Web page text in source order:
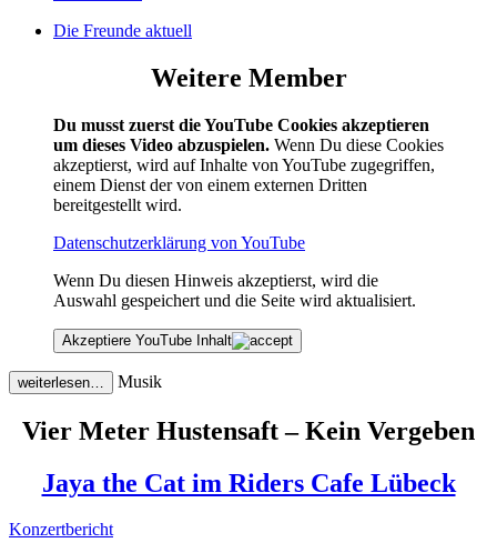
Die Freunde aktuell
Weitere Member
Du musst zuerst die YouTube Cookies akzeptieren
um dieses Video abzuspielen. Wenn Du diese Cookies
akzeptierst, wird auf Inhalte von YouTube zugegriffen,
einem Dienst der von einem externen Dritten
bereitgestellt wird.
Datenschutzerklärung von YouTube
Wenn Du diesen Hinweis akzeptierst, wird die
Auswahl gespeichert und die Seite wird aktualisiert.
Akzeptiere YouTube Inhalt
weiterlesen… Musik
Vier Meter Hustensaft – Kein Vergeben
Jaya the Cat im Riders Cafe Lübeck
Konzertbericht